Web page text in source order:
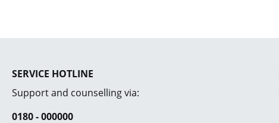
SERVICE HOTLINE
Support and counselling via:
0180 - 000000